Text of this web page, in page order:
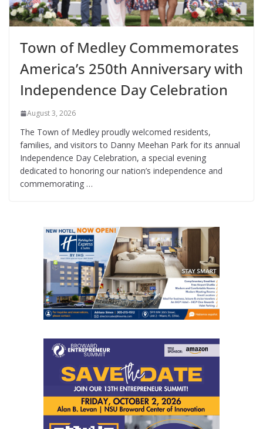
Town of Medley Commemorates
America’s 250th Anniversary with
Independence Day Celebration
August 3, 2026
The Town of Medley proudly welcomed residents,
families, and visitors to Danny Meehan Park for its annual
Independence Day Celebration, a special evening
dedicated to honoring our nation’s independence and
commemorating …